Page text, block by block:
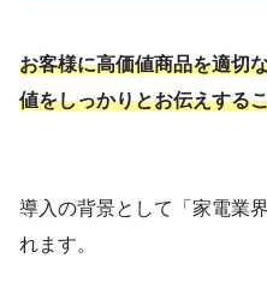
お客様に高価値商品を適切
値をしっかりとお伝えする
導入の背景として「家電業
れます。